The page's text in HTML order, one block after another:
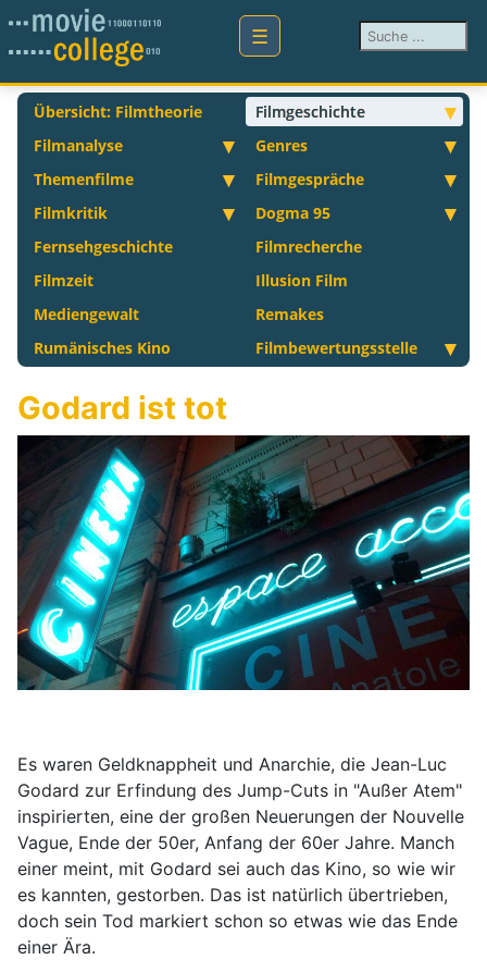
Suchen ...
Übersicht: Filmtheorie
Filmgeschichte
Filmanalyse
Genres
Themenfilme
Filmgespräche
Filmkritik
Dogma 95
Fernsehgeschichte
Filmrecherche
Filmzeit
Illusion Film
Mediengewalt
Remakes
Rumänisches Kino
Filmbewertungsstelle
Godard ist tot
Es waren Geldknappheit und Anarchie, die Jean-Luc
Godard zur Erfindung des Jump-Cuts in "Außer Atem"
inspirierten, eine der großen Neuerungen der Nouvelle
Vague, Ende der 50er, Anfang der 60er Jahre. Manch
einer meint, mit Godard sei auch das Kino, so wie wir
es kannten, gestorben. Das ist natürlich übertrieben,
doch sein Tod markiert schon so etwas wie das Ende
einer Ära.